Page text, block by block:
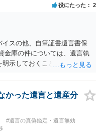
役にたった 2
スの他、自筆証書遺言書保
金庫の件については、遺言執
示しておくことでクリアで
かった遺言と遺産分
#遺言の真偽鑑定・遺言無効